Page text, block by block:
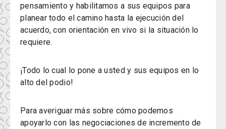
pensamiento y habilitamos a sus equipos para
planear todo el camino hasta la ejecución del
acuerdo, con orientación en vivo si la situación lo
requiere.
¡Todo lo cual lo pone a usted y sus equipos en lo
alto del podio!
Para averiguar más sobre cómo podemos
apoyarlo con las negociaciones de incremento de